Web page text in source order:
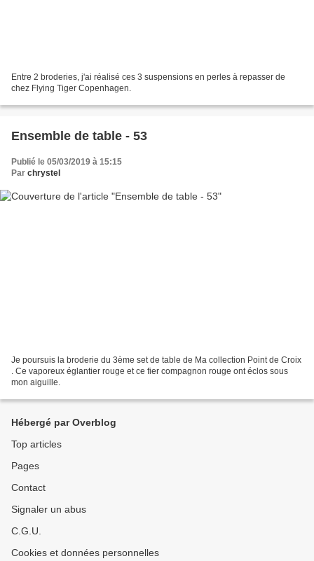
Entre 2 broderies, j'ai réalisé ces 3 suspensions en perles à repasser de
chez Flying Tiger Copenhagen.
Ensemble de table - 53
Publié le 05/03/2019 à 15:15
Par chrystel
Je poursuis la broderie du 3ème set de table de Ma collection Point de Croix
. Ce vaporeux églantier rouge et ce fier compagnon rouge ont éclos sous
mon aiguille.
Hébergé par Overblog
Top articles
Pages
Contact
Signaler un abus
C.G.U.
Cookies et données personnelles